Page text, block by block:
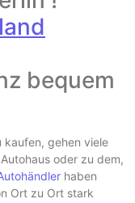
bequem
kaufen, gehen viele
oder zu dem,
haben
Ort zu Ort stark